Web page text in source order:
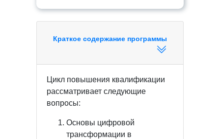
Краткое содержание программы
Цикл повышения квалификации
рассматривает следующие
вопросы:
Основы цифровой
трансформации в